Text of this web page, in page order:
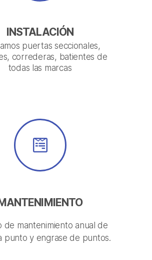
INSTALACIÓN
puertas seccionales,
correderas, batientes de
todas las marcas
de mantenimiento anual de
punto y engrase de puntos.